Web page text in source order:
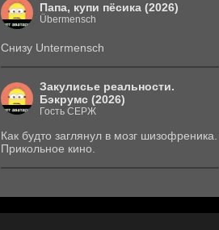
Папа, купи пёсика (2026)
Übermensch
Снизу Untermensch
Закулисье реальности.
Бэкрумс (2026)
Гость СЕРЖ
Как будто заглянул в мозг шизофреника.
Прикольное кино.